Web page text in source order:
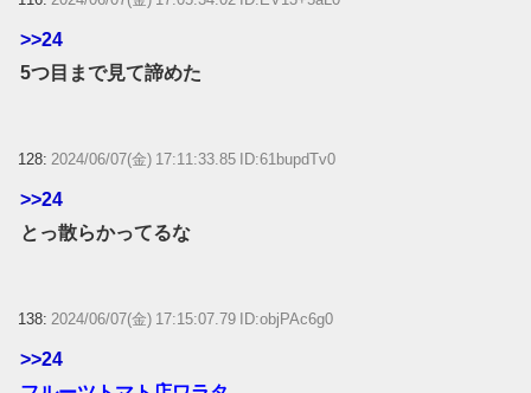
>>24
5つ目まで見て諦めた
128: 2024/06/07(金) 17:11:33.85 ID:61bupdTv0
>>24
とっ散らかってるな
138: 2024/06/07(金) 17:15:07.79 ID:objPAc6g0
>>24